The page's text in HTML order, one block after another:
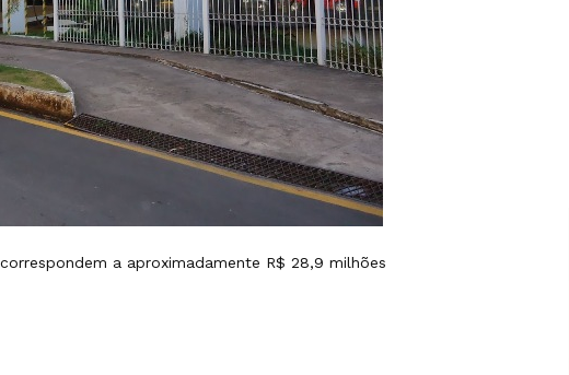
a aproximadamente R$ 28,9 milhões